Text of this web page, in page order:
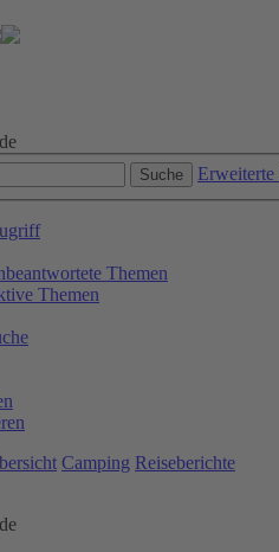
Suche Erweiterte
Themen
Themen
Camping Reiseberichte